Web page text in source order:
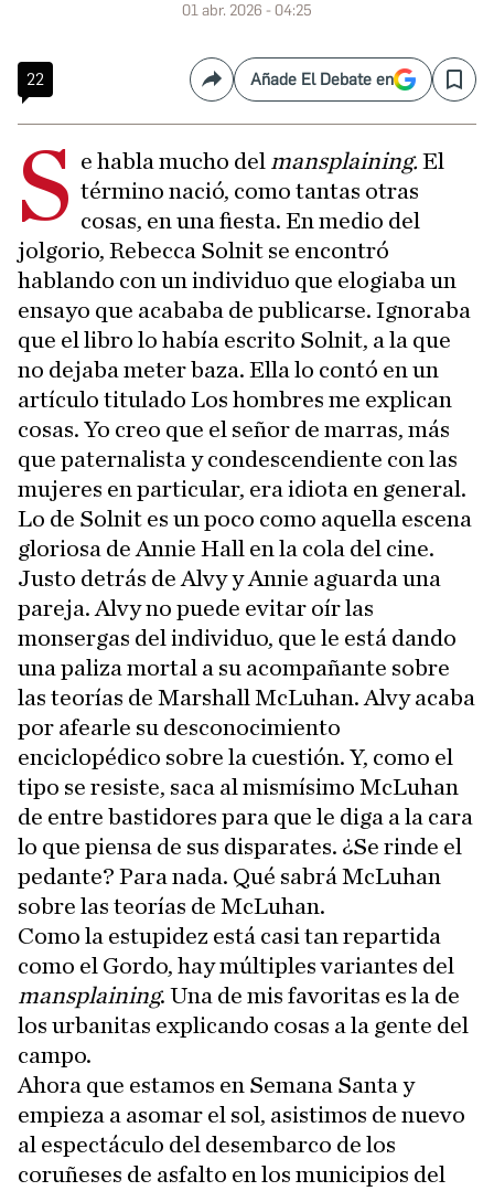
01 abr. 2026 - 04:25
22 CompartirAñade El Debate en Save
S e habla mucho del mansplaining.El
término nació, como tantas otras
cosas, en una fiesta. En medio del
jolgorio, Rebecca Solnit se encontró
hablando con un individuo que elogiaba un
ensayo que acababa de publicarse. Ignoraba
que el libro lo había escrito Solnit, a la que
no dejaba meter baza. Ella lo contó en un
artículo titulado Los hombres me explican
cosas. Yo creo que el señor de marras, más
que paternalista y condescendiente con las
mujeres en particular, era idiota en general.
Lo de Solnit es un poco como aquella escena
gloriosa de Annie Hall en la cola del cine.
Justo detrás de Alvy y Annie aguarda una
pareja. Alvy no puede evitar oír las
monsergas del individuo, que le está dando
una paliza mortal a su acompañante sobre
las teorías de Marshall McLuhan. Alvy acaba
por afearle su desconocimiento
enciclopédico sobre la cuestión. Y, como el
tipo se resiste, saca al mismísimo McLuhan
de entre bastidores para que le diga a la cara
lo que piensa de sus disparates. ¿Se rinde el
pedante? Para nada. Qué sabrá McLuhan
sobre las teorías de McLuhan.
Como la estupidez está casi tan repartida
como el Gordo, hay múltiples variantes del
mansplaining. Una de mis favoritas es la de
los urbanitas explicando cosas a la gente del
campo.
Ahora que estamos en Semana Santa y
empieza a asomar el sol, asistimos de nuevo
al espectáculo del desembarco de los
coruñeses de asfalto en los municipios del